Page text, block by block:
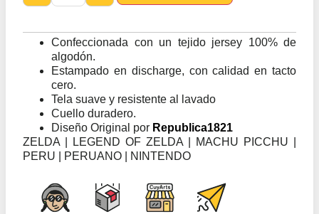
Confeccionada con un tejido jersey 100% de
algodón.
Estampado en discharge, con calidad en tacto
cero.
Tela suave y resistente al lavado
Cuello duradero.
Diseño Original por Republica1821
ZELDA | LEGEND OF ZELDA | MACHU PICCHU |
PERU | PERUANO | NINTENDO